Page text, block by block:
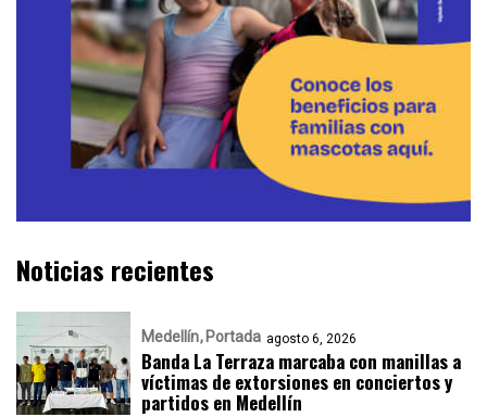
Noticias recientes
Medellín Portada agosto 6, 2026
Banda La Terraza marcaba con manillas a
víctimas de extorsiones en conciertos y
partidos en Medellín